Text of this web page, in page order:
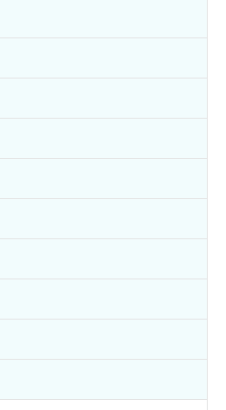
タグ変更）
ル）
クIO）
ィック）
/強制停止）
トワーク用）
トワーク用）
ク用）